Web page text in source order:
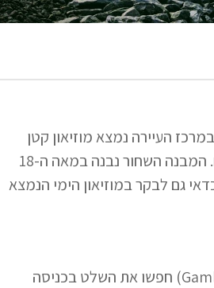
העיירה נמצא מוזיאון קטן
שנקרא פקהוסיד (Pakkhúsíð) ובו חנות מזכרות ומאחוריו מרכז מידע למבקרים. המבנה השחור נבנה במאה ה-18
גם לבקר במוזיאון הימי הנמצא
עיירת דיג קטנה ונמל. במקום בית קפה חביב ומומלץ שנקרא "גמלא ריף" (Gamla Rif) חפשו את השלט בכניסה